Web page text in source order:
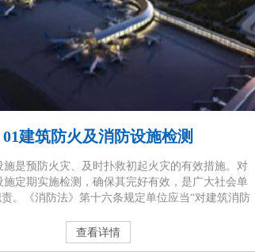
01建筑防火及消防设施检测
施是预防火灾、及时扑救初起火灾的有效措施。对
施定期实施检测，确保其完好有效，是广大社会单
。《消防法》第十六条规定单位应当“对建筑消防
，存档备查；”。《消防安全责任制实施办法》第十
关、团体、企业、事业单位消防安全管理规定》第
查看详情